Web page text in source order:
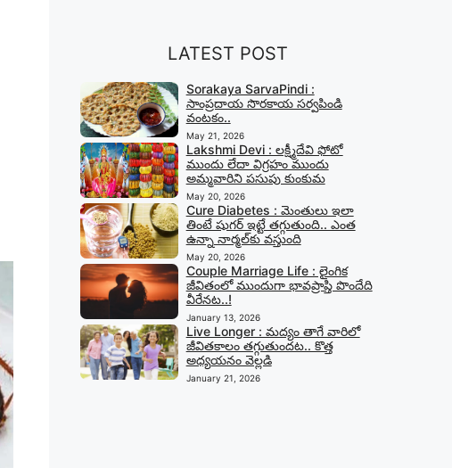
LATEST POST
Sorakaya SarvaPindi :
సాంప్రదాయ సొరకాయ సర్వపిండి
వంటకం..
May 21, 2026
Lakshmi Devi : లక్ష్మీదేవి ఫోటో
ముందు లేదా విగ్రహం ముందు
అమ్మవారిని పసుపు కుంకుమ
May 20, 2026
Cure Diabetes : మెంతులు ఇలా
తింటే షుగర్ ఇట్టే తగ్గుతుంది.. ఎంత
ఉన్నా నార్మల్‍కు వస్తుంది
May 20, 2026
Couple Marriage Life : లైంగిక
జీవితంలో ముందుగా భావప్రాప్తి పొందేది
వీరేనట..!
January 13, 2026
Live Longer : మద్యం తాగే వారిలో
జీవితకాలం తగ్గుతుందట.. కొత్త
అధ్యయనం వెల్లడి
January 21, 2026